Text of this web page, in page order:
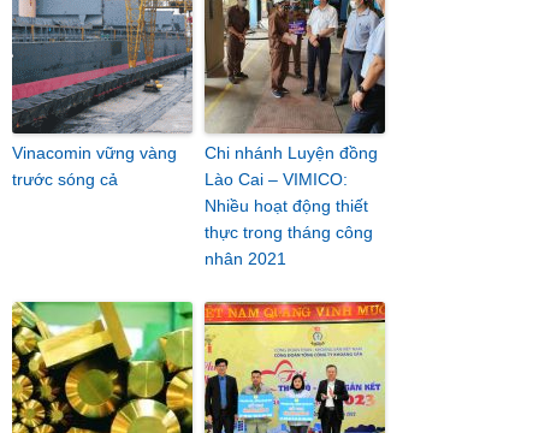
Vinacomin vững vàng
trước sóng cả
Chi nhánh Luyện đồng
Lào Cai – VIMICO:
Nhiều hoạt động thiết
thực trong tháng công
nhân 2021